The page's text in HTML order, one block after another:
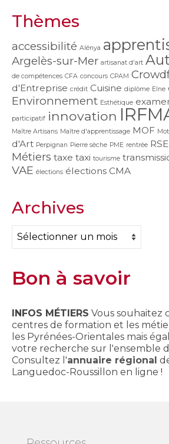
Thèmes
accessibilité Alénya
Argelès-sur-Mer artisanat d'art
de compétences CFA concours CPAM
d'Entreprise crédit Cuisine diplôme Elne
Environnement Esthétique
participatif innovation
Maître Artisans Maître d'apprentissage MOF
d'Art Perpignan Pierre sèche PME rentrée RSE
Métiers taxe taxi tourisme
VAE élections élections CMA
Archives
Archives
Bon à savoir
INFOS MÉTIERS Vous souhaitez
centres de formation et les
les Pyrénées-Orientales mais
votre recherche sur l'ensemble
Consultez l'annuaire régional
Languedoc-Roussillon en ligne !